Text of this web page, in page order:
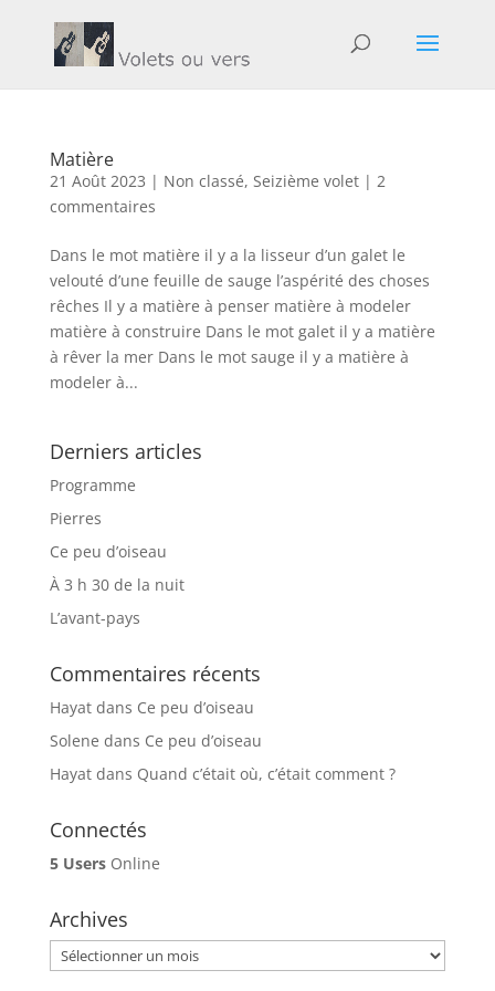
Matière
21 Août 2023 | Non classé, Seizième volet| 2
commentaires
Dans le mot matière il y a la lisseur d’un galet le
velouté d’une feuille de sauge l’aspérité des choses
rêches Il y a matière à penser matière à modeler
matière à construire Dans le mot galet il y a matière
à rêver la mer Dans le mot sauge il y a matière à
modeler à...
Derniers articles
Programme
Pierres
Ce peu d’oiseau
À 3 h 30 de la nuit
L’avant-pays
Commentaires récents
Hayatdans Ce peu d’oiseau
Solene dans Ce peu d’oiseau
Hayatdans Quand c’était où, c’était comment ?
Connectés
5 UsersOnline
Archives
Archives